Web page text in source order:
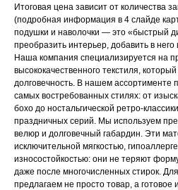
Итоговая цена зависит от количества
(подробная информация в 4 слайде
подушки и наволочки — это «быстрый
преобразить интерьер, добавить в него
Наша компания специализируется на
высококачественного текстиля,
долговечность. В нашем ассортименте
самых востребованных стилях: от
бохо до ностальгической ретро-
праздничных серий. Мы используем
велюр и долговечный габардин. Эти
исключительной мягкостью,
износостойкостью: они не теряют
даже после многочисленных стирок.
предлагаем не просто товар, а